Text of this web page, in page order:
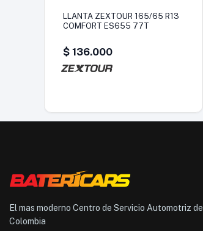
LLANTA ZEXTOUR 165/65 R13
COMFORT ES655 77T
$ 136.000
El mas moderno Centro de Servicio Automotriz de
Colombia